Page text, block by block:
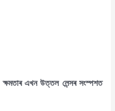
এখন উত্তল লেন্সৰ সংস্পশত